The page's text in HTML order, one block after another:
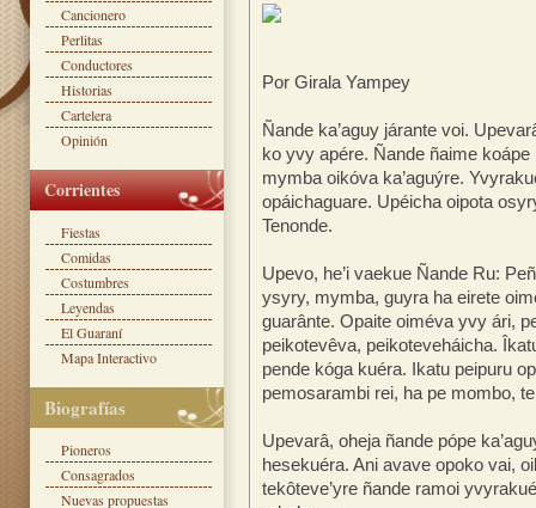
Por Girala Yampey
Ñande ka’aguy járante voi.
ko yvy apére. Ñande ñaime
mymba oikóva ka’aguýre.
opáichaguare. Upéicha oipota
Tenonde.
Upevo, he’i vaekue Ñande Ru:
ysyry, mymba, guyra ha eirete
guarânte. Opaite oiméva yvy ári,
peikotevêva, peikoteveháicha.
pende kóga kuéra. Ikatu peipuru
pemosarambi rei, ha pe mombo,
Upevarâ, oheja ñande pópe
hesekuéra. Ani avave opoko vai,
tekôteve’yre ñande ramoi
Cancionero
Perlitas
Conductores
Historias
Cartelera
Opinión
Corrientes
Fiestas
Comidas
Costumbres
Leyendas
El Guaraní
Mapa Interactivo
Biografías
Pioneros
Consagrados
Nuevas propuestas